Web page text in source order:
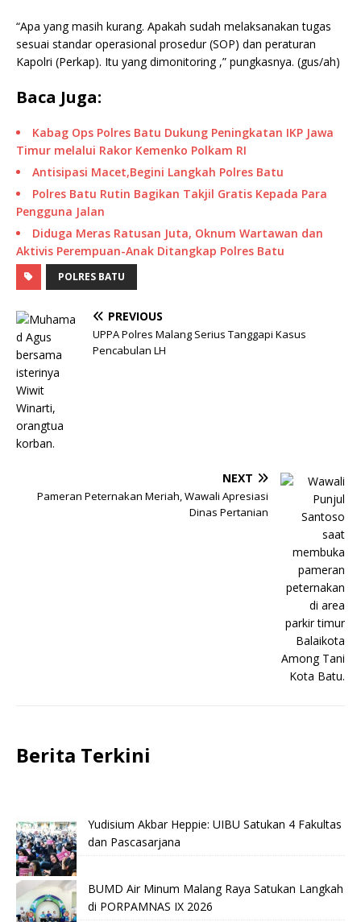
“Apa yang masih kurang. Apakah sudah melaksanakan tugas
sesuai standar operasional prosedur (SOP) dan peraturan
Kapolri (Perkap). Itu yang dimonitoring ,” pungkasnya. (gus/ah)
Baca Juga:
Kabag Ops Polres Batu Dukung Peningkatan IKP Jawa
Timur melalui Rakor Kemenko Polkam RI
Antisipasi Macet,Begini Langkah Polres Batu
Polres Batu Rutin Bagikan Takjil Gratis Kepada Para
Pengguna Jalan
Diduga Meras Ratusan Juta, Oknum Wartawan dan
Aktivis Perempuan-Anak Ditangkap Polres Batu
POLRES BATU
PREVIOUS
UPPA Polres Malang Serius Tanggapi Kasus
Pencabulan LH
NEXT
Pameran Peternakan Meriah, Wawali Apresiasi
Dinas Pertanian
Berita Terkini
Yudisium Akbar Heppie: UIBU Satukan 4 Fakultas
dan Pascasarjana
BUMD Air Minum Malang Raya Satukan Langkah
di PORPAMNAS IX 2026